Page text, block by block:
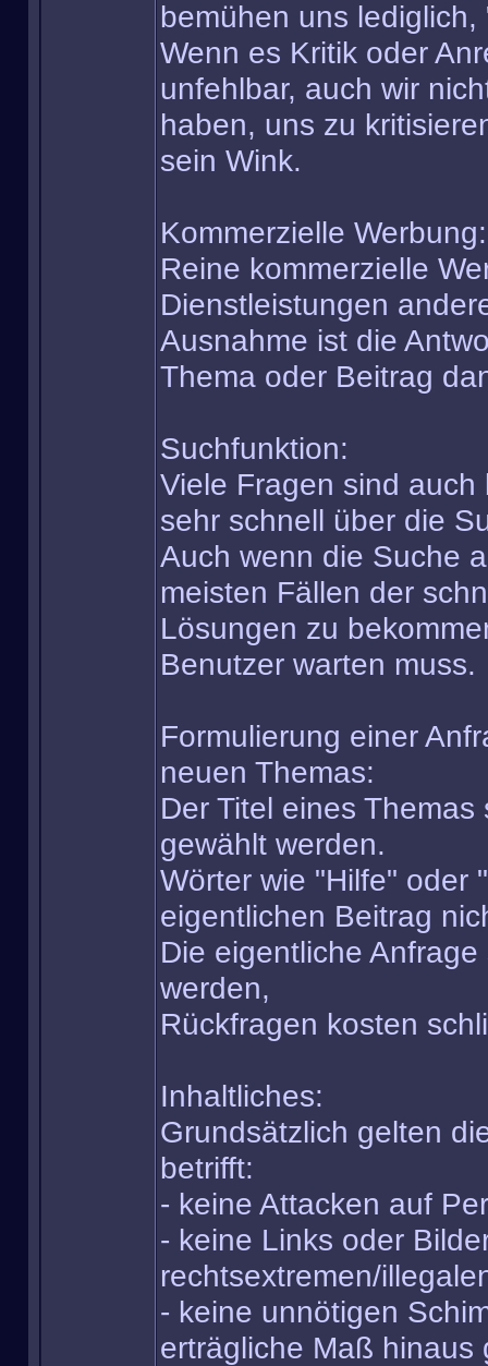
bemühen uns
Wenn es Kritik oder
unfehlbar, auch wir
haben, uns zu
sein Wink.
Kommerzielle Werbung:
Reine kommerzielle
Dienstleistungen
Ausnahme ist die
Thema oder Beitrag
Suchfunktion:
Viele Fragen sind
sehr schnell über die
Auch wenn die Suche
meisten Fällen der
Lösungen zu
Benutzer warten muss.
Formulierung einer
neuen Themas:
Der Titel eines
gewählt werden.
Wörter wie "Hilfe" oder
eigentlichen Beitrag
Die eigentliche
werden,
Rückfragen kosten
Inhaltliches:
Grundsätzlich gelten
betrifft:
- keine Attacken auf
- keine Links oder
rechtsextremen/
- keine unnötigen
erträgliche Maß hinaus